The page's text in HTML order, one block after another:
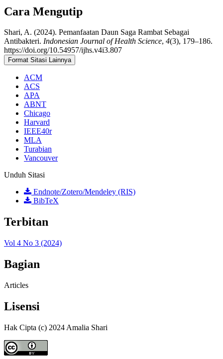
Cara Mengutip
Shari, A. (2024). Pemanfaatan Daun Saga Rambat Sebagai
Antibakteri. Indonesian Journal of Health Science, 4(3), 179–186.
https://doi.org/10.54957/ijhs.v4i3.807
Format Sitasi Lainnya
ACM
ACS
APA
ABNT
Chicago
Harvard
IEEE40r
MLA
Turabian
Vancouver
Unduh Sitasi
Endnote/Zotero/Mendeley (RIS)
BibTeX
Terbitan
Vol 4 No 3 (2024)
Bagian
Articles
Lisensi
Hak Cipta (c) 2024 Amalia Shari